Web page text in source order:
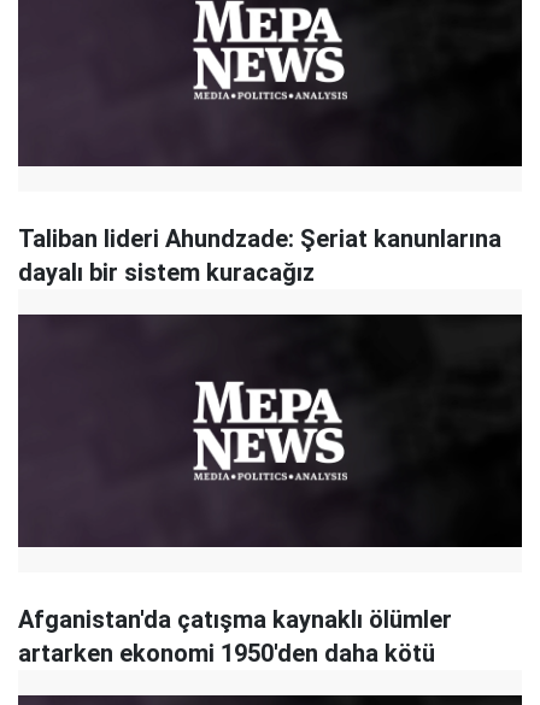
Taliban lideri Ahundzade: Şeriat kanunlarına
dayalı bir sistem kuracağız
Afganistan'da çatışma kaynaklı ölümler
artarken ekonomi 1950'den daha kötü